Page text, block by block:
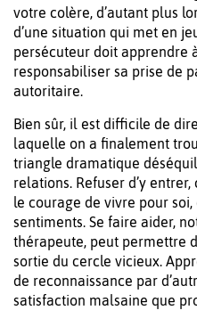
votre colère, d’autant plus
d’une situation qui met en
persécuteur doit apprendre
responsabiliser sa prise de
autoritaire.
Bien sûr, il est difficile de
laquelle on a finalement
triangle dramatique
relations. Refuser d’y
le courage de vivre pour soi,
sentiments. Se faire aider,
thérapeute, peut permettre
sortie du cercle vicieux.
de reconnaissance par
satisfaction malsaine que